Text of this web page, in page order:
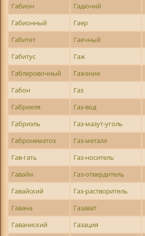
Габион
Гадючий
Габионный
Гаер
Габитет
Гаечный
Габитус
Гаж
Габлеровочный
Гажение
Габон
Газ
Габриеля
Газ-вод
Габриэль
Газ-мазут-уголь
Габронематоз
Газ-металл
Гав-гать
Газ-носитель
Гавайи
Газ-отвердитель
Гавайский
Газ-растворитель
Гавана
Газават
Гаваниский
Газация